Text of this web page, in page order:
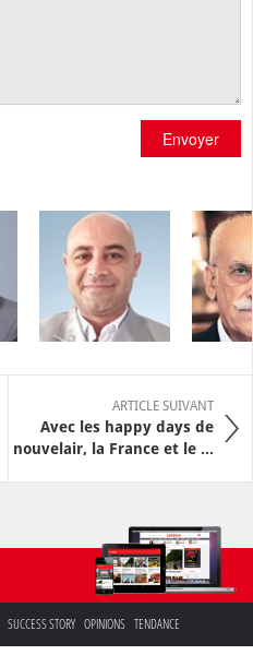
Envoyer
ARTICLE SUIVANT
Avec les happy days de
nouvelair, la France et le ...
SUCCESS STORY OPINIONS TENDANCE